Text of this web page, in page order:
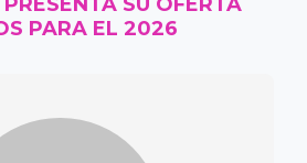
PARA EL 2026